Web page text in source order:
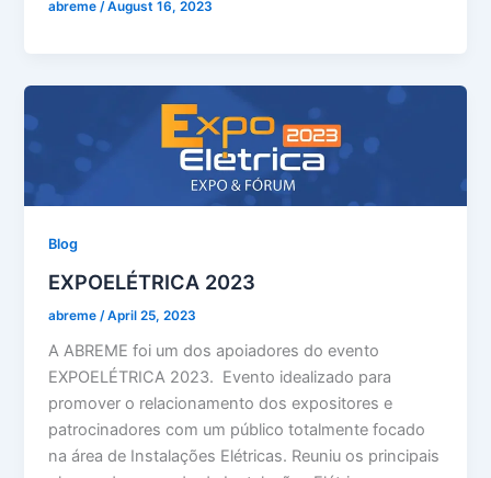
abreme/August 16, 2023
Blog
EXPOELÉTRICA 2023
abreme /April 25, 2023
A ABREME foi um dos apoiadores do evento
EXPOELÉTRICA 2023. Evento idealizado para
promover o relacionamento dos expositores e
patrocinadores com um público totalmente focado
na área de Instalações Elétricas. Reuniu os principais